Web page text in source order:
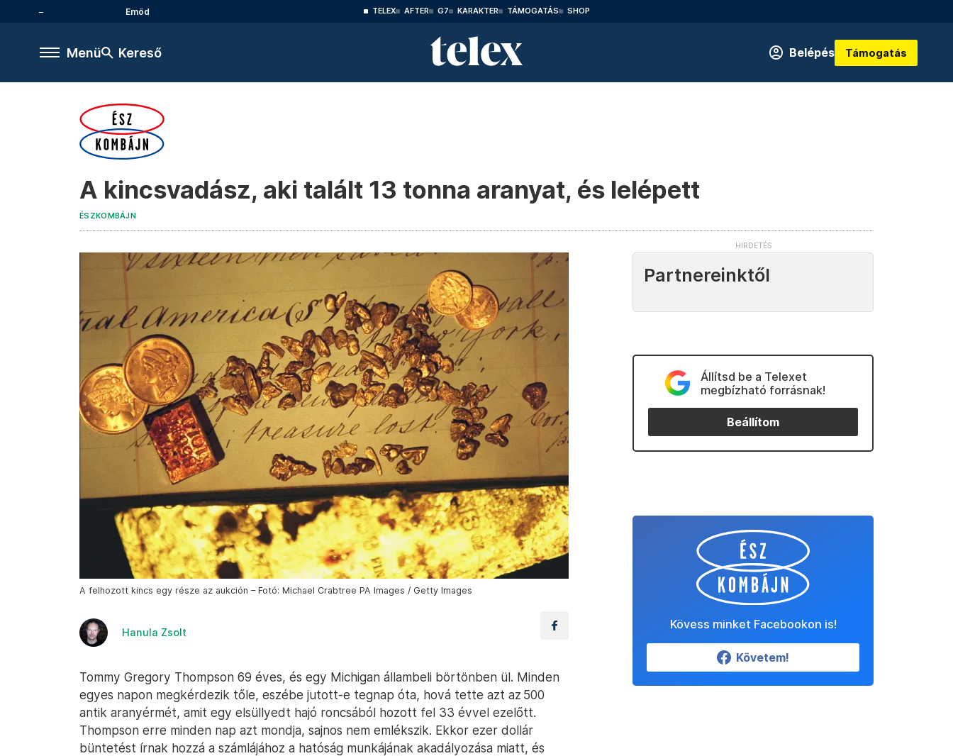
Emőd TELEX AFTER G7 KARAKTER TÁMOGATÁS SHOP
Menü Kereső Belépés Támogatás
A kincsvadász, aki talált 13 tonna aranyat, és lelépett
ÉSZKOMBÁJN
A felhozott kincs egy része az aukción – Fotó: Michael Crabtree PA Images / Getty Images
Hanula Zsolt
Tommy Gregory Thompson 69 éves, és egy Michigan állambeli börtönben ül. Minden
egyes napon megkérdezik tőle, eszébe jutott-e tegnap óta, hová tette azt az 500
antik aranyérmét, amit egy elsüllyedt hajó roncsából hozott fel 33 évvel ezelőtt.
Thompson erre minden nap azt mondja, sajnos nem emlékszik. Ekkor ezer dollár
büntetést írnak hozzá a számlájához a hatóság munkájának akadályozása miatt, és
Partnereinktől
Állítsd be a Telexet
megbízható forrásnak!
Beállítom
Kövess minket Facebookon is!
Követem!